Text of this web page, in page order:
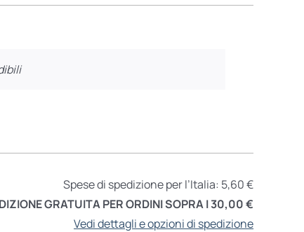
Spese di spedizione per l’Italia: 5,60 €
GRATUITA PER ORDINI SOPRA I 30,00 €
Vedi dettagli e opzioni di spedizione